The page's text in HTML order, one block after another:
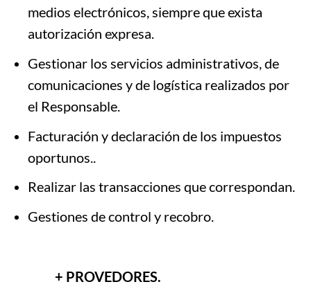
medios electrónicos, siempre que exista
autorización expresa.
Gestionar los servicios administrativos, de
comunicaciones y de logística realizados por
el Responsable.
Facturación y declaración de los impuestos
oportunos..
Realizar las transacciones que correspondan.
Gestiones de control y recobro.
+ PROVEDORES.